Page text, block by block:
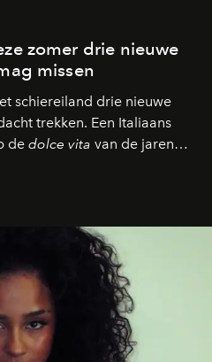
zomer drie nieuwe
missen
schiereiland drie nieuwe
trekken. Een Italiaans
de dolce vita van de jaren
die na zonsondergang
ontmoetingsplek en de
zijn de nieuwe adressen
van lange lunches tot